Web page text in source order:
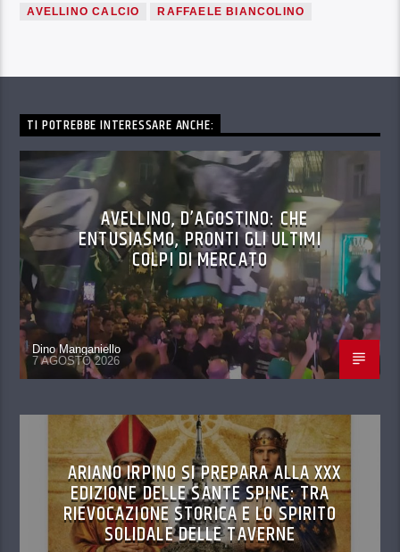
AVELLINO CALCIO RAFFAELE BIANCOLINO
TI POTREBBE INTERESSARE ANCHE:
AVELLINO, D’AGOSTINO: CHE
ENTUSIASMO, PRONTI GLI ULTIMI
COLPI DI MERCATO
Dino Manganiello
7 AGOSTO 2026
ARIANO IRPINO SI PREPARA ALLA XXX
EDIZIONE DELLE SANTE SPINE: TRA
RIEVOCAZIONE STORICA E LO SPIRITO
SOLIDALE DELLE TAVERNE